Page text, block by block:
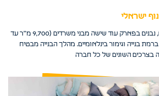
ישראלי
בנוסף למבנים הקיימים, נבנים בפארק עוד שישה מבני משרדים (9,700 מ”ר עד
ברמת בנייה וגימור בינלאומיים. מהלך הבנייה מבטיח
בצרכים השונים של כל חברה